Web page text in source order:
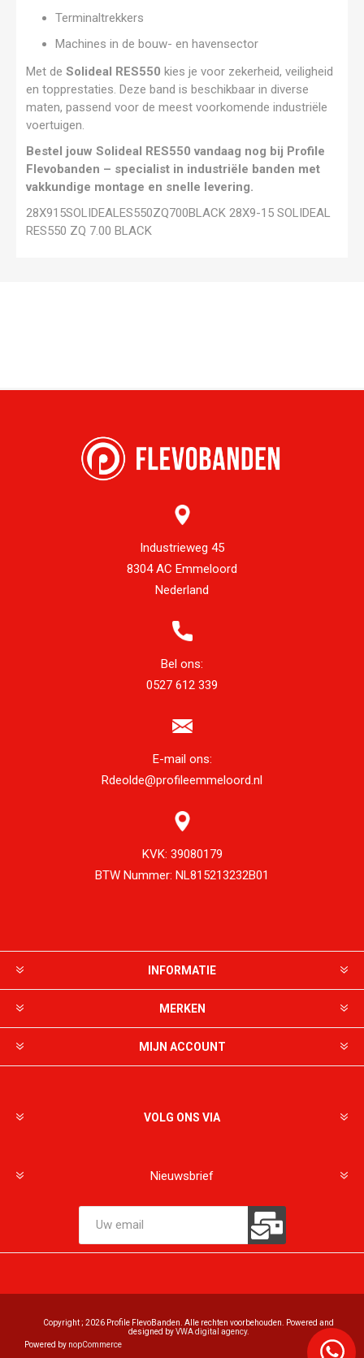
Terminaltrekkers
Machines in de bouw- en havensector
Met deSolideal RES550 kies je voor zekerheid, veiligheid
en topprestaties. Deze band is beschikbaar in diverse
maten, passend voor de meest voorkomende industriële
voertuigen.
Bestel jouw Solideal RES550 vandaag nog bij Profile
Flevobanden – specialist in industriële banden met
vakkundige montage en snelle levering.
28X915SOLIDEALES550ZQ700BLACK 28X9-15 SOLIDEAL
RES550 ZQ 7.00 BLACK
Industrieweg 45
8304 AC Emmeloord
Nederland
Bel ons:
0527 612 339
E-mail ons:
Rdeolde@profileemmeloord.nl
KVK: 39080179
BTW Nummer: NL815213232B01
INFORMATIE
MERKEN
MIJN ACCOUNT
VOLG ONS VIA
Nieuwsbrief
Copyright ; 2026 Profile FlevoBanden. Alle rechten voorbehouden. Powered and
designed byVWA digital agency.
Powered by nopCommerce